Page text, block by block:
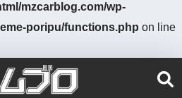
mzcarblog.com/wp-
poripu/functions.php on line